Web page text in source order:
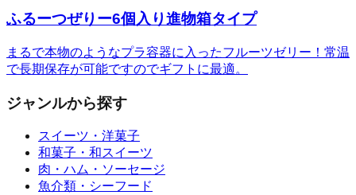
ふるーつぜりー6個入り進物箱タイプ
まるで本物のようなプラ容器に入ったフルーツゼリー！常温
で長期保存が可能ですのでギフトに最適。
ジャンルから探す
スイーツ・洋菓子
和菓子・和スイーツ
肉・ハム・ソーセージ
魚介類・シーフード